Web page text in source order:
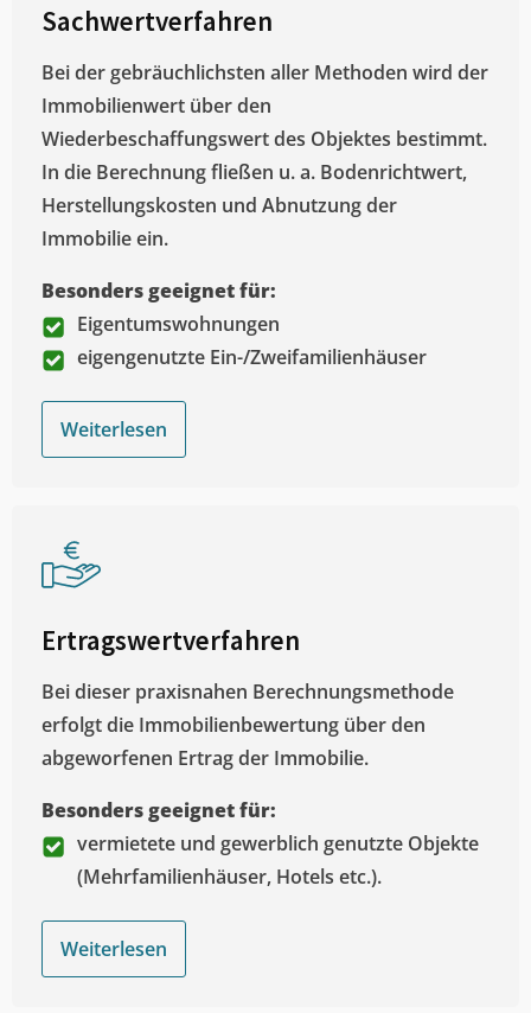
Sachwertverfahren
Bei der gebräuchlichsten aller Methoden wird der
Immobilienwert über den
Wiederbeschaffungswert des Objektes bestimmt.
In die Berechnung fließen u. a. Bodenrichtwert,
Herstellungskosten und Abnutzung der
Immobilie ein.
Besonders geeignet für:
Eigentumswohnungen
eigengenutzte Ein-/Zweifamilienhäuser
Weiterlesen
Ertragswertverfahren
Bei dieser praxisnahen Berechnungsmethode
erfolgt die Immobilienbewertung über den
abgeworfenen Ertrag der Immobilie.
Besonders geeignet für:
vermietete und gewerblich genutzte Objekte
(Mehrfamilienhäuser, Hotels etc.).
Weiterlesen